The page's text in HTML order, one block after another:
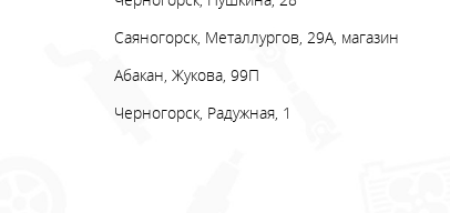
Саяногорск, Металлургов, 29А, магазин
Абакан, Жукова, 99П
Черногорск, Радужная, 1